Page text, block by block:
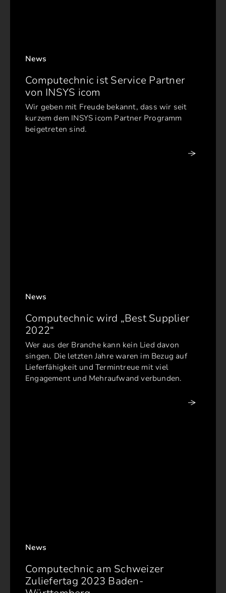
News
Computechnic ist Service Partner
von INSYS icom
Wir geben mit Freude bekannt, dass wir seit
kurzem dem INSYS icom Partner Programm
beigetreten sind.
News
Computechnic wird „Best Supplier
2022“
Wer aus der Branche kann kein Lied davon
singen. Die letzten Jahre waren im Bezug auf
Lieferfähigkeit und Termintreue mit viel
Engagement und Mehraufwand verbunden.
News
Computechnic am Schweizer
Zuliefertag 2023 Baden-